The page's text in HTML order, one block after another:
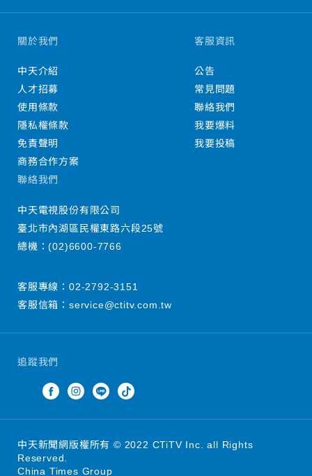
追蹤我們
關於我們
中天介紹
人才招募
使用條款
隱私權條款
免責聲明
商務合作方案
客服資訊
公告
常見問題
聯絡我們
我要爆料
我要投稿
聯絡我們
中天電視股份有限公司
臺北市內湖區民權東路六段25號
總機：(02)6600-7766
客服專線： 02-2792-3151
客服信箱： service@ctitv.com.tw
中天新聞網版權所有 © 2022 CTiTV Inc. all Rights
Reserved.
China Times Group